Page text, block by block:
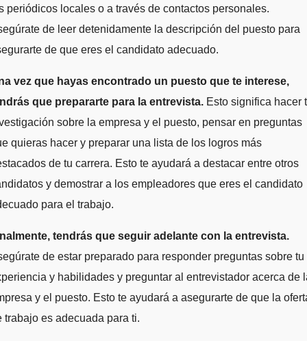
periódicos locales o a través de contactos personales.
de leer detenidamente la descripción del puesto para
de que eres el candidato adecuado.
vez que hayas encontrado un puesto que te interese,
que prepararte para la entrevista. Esto significa hacer
sobre la empresa y el puesto, pensar en preguntas
quieras hacer y preparar una lista de los logros más
de tu carrera. Esto te ayudará a destacar entre otros
y demostrar a los empleadores que eres el candidato
para el trabajo.
tendrás que seguir adelante con la entrevista.
de estar preparado para responder preguntas sobre tu
y habilidades y preguntar al entrevistador acerca de
y el puesto. Esto te ayudará a asegurarte de que la
trabajo es adecuada para ti.